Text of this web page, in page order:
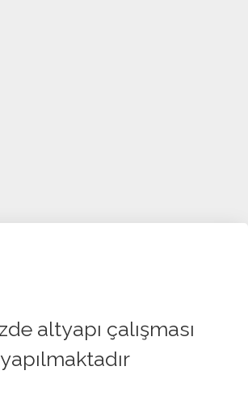
altyapı çalışması
yapılmaktadır